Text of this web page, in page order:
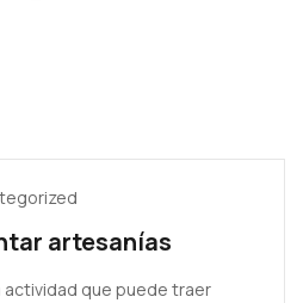
artesanías
actividad que puede traer